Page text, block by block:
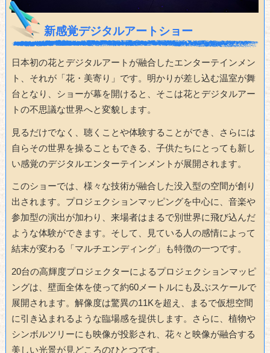
新感覚デジタルアートショー
日本初の花とデジタルアートが融合したエンターテインメン
ト、それが「花・美寄り」です。明かりが差し込む温室が舞
台となり、ショーが幕を開けると、そこは花とデジタルアー
トの不思議な世界へと変貌します。
見るだけでなく、聴くことや体験することができ、さらには
自らその世界を操ることもできる、子供たちにとっても新し
い感覚のデジタルエンターテインメントが展開されます。
このショーでは、様々な技術が融合した没入型の空間が創り
出されます。プロジェクションマッピングを中心に、音楽や
参加型の演出が加わり、来場者はまるで別世界に飛び込んだ
ような体験ができます。そして、見ている人の感情によって
結末が変わる「マルチエンディング」も特徴の一つです。
20台の高輝度プロジェクターによるプロジェクションマッピ
ングは、壁面全体を使って約60メートルにも及ぶスケールで
展開されます。解像度は驚異の11Kを超え、まるで仮想空間
に引き込まれるような臨場感を提供します。さらに、植物や
シンボルツリーにも映像が投影され、花々と映像が融合する
美しい光景が見どころのひとつです。